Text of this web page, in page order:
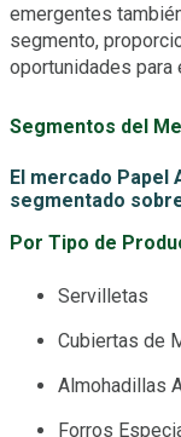
emergentes
segmento,
oportunidades para
Segmentos del
El mercado Papel
segmentado
Por Tipo de
Servilletas
Cubiertas de
Almohadillas
Forros